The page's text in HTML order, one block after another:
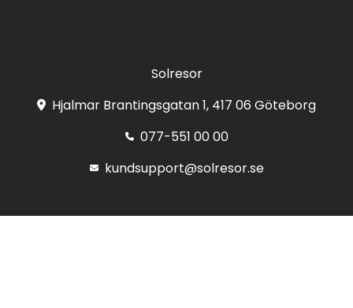
Solresor
Hjalmar Brantingsgatan 1, 417 06 Göteborg
077-551 00 00
kundsupport@solresor.se